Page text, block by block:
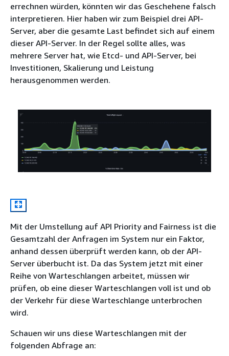
errechnen würden, könnten wir das Geschehene falsch
interpretieren. Hier haben wir zum Beispiel drei API-
Server, aber die gesamte Last befindet sich auf einem
dieser API-Server. In der Regel sollte alles, was
mehrere Server hat, wie Etcd- und API-Server, bei
Investitionen, Skalierung und Leistung
herausgenommen werden.
Mit der Umstellung auf API Priority and Fairness ist die
Gesamtzahl der Anfragen im System nur ein Faktor,
anhand dessen überprüft werden kann, ob der API-
Server überbucht ist. Da das System jetzt mit einer
Reihe von Warteschlangen arbeitet, müssen wir
prüfen, ob eine dieser Warteschlangen voll ist und ob
der Verkehr für diese Warteschlange unterbrochen
wird.
Schauen wir uns diese Warteschlangen mit der
folgenden Abfrage an: